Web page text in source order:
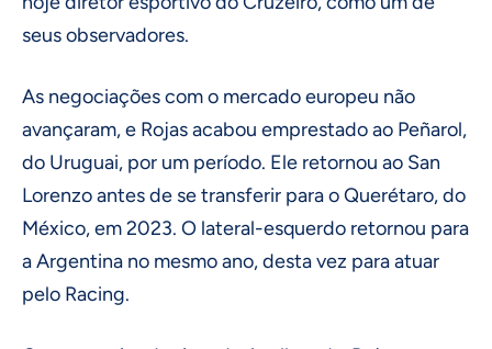
seus observadores.
As negociações com o mercado europeu não
avançaram, e Rojas acabou emprestado ao Peñarol,
do Uruguai, por um período. Ele retornou ao San
Lorenzo antes de se transferir para o Querétaro, do
México, em 2023. O lateral-esquerdo retornou para
a Argentina no mesmo ano, desta vez para atuar
pelo Racing.